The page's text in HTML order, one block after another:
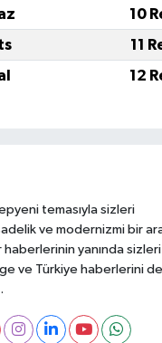
10
11
12
temasıyla sizleri
ve modernizmi bir
yanında sizleri
ve Türkiye haberlerini de